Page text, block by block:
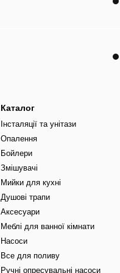
Каталог
Інсталяції та унітази
Опалення
Бойлери
Змішувачі
Мийки для кухні
Душові трапи
Аксесуари
Меблі для ванної кімнати
Насоси
Все для поливу
Ручні опресувальні насоси